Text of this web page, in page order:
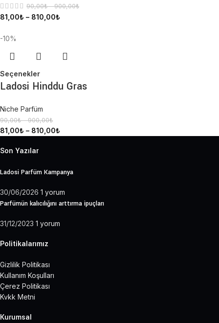
90,00₺ –900,00₺
81,00₺ – 810,00₺
-10%
Seçenekler
Ladosi Hinddu Gras
Niche Parfüm
90,00₺ –900,00₺
81,00₺ – 810,00₺
Son Yazılar
Ladosi Parfüm Kampanya
30/06/2026 1 yorum
Parfümün kalıcılığını arttırma ipuçları
31/12/2023 1 yorum
Politikalarımız
Gizlilik Politikası
Kullanım Koşulları
Çerez Politikası
Kvkk Metni
Kurumsal